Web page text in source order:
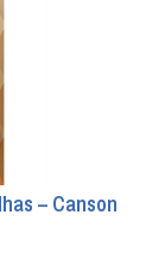
– Canson